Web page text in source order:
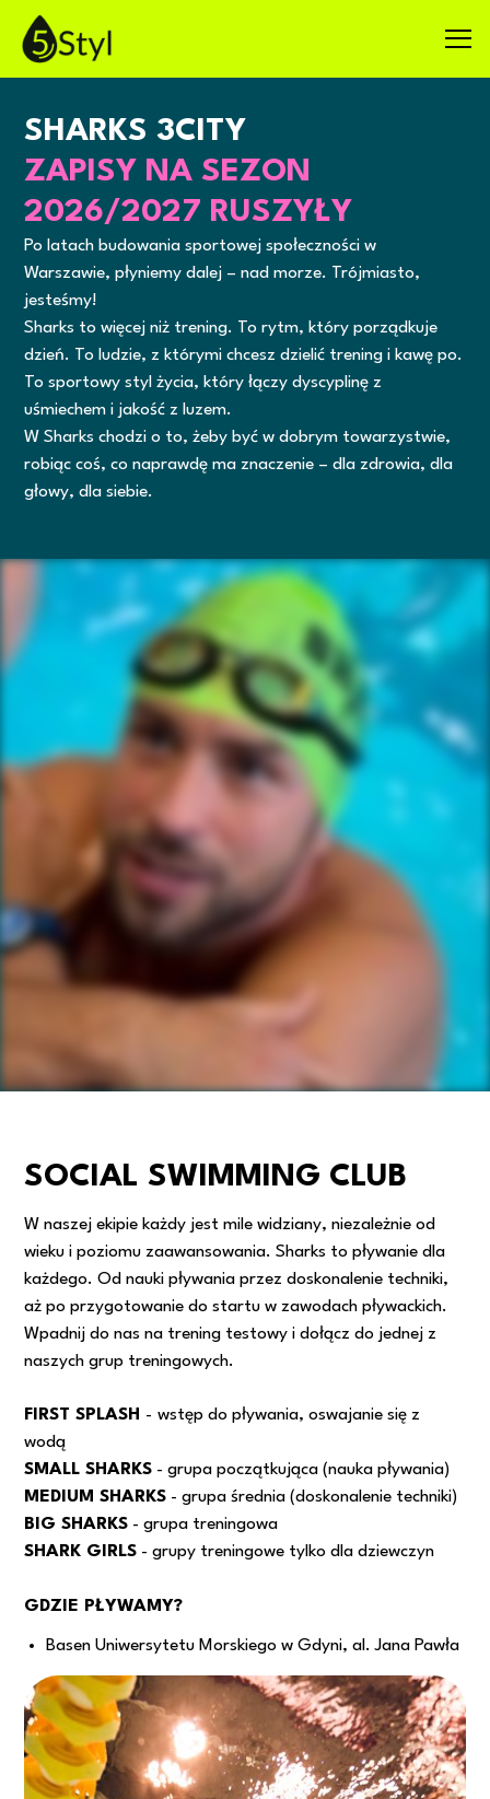
SHARKS 3CITY
ZAPISY NA SEZON
2026/2027 RUSZYŁY
Po latach budowania sportowej społeczności w
Warszawie, płyniemy dalej – nad morze. Trójmiasto,
jesteśmy!
Sharks to więcej niż trening. To rytm, który porządkuje
dzień. To ludzie, z którymi chcesz dzielić trening i kawę po.
To sportowy styl życia, który łączy dyscyplinę z
uśmiechem i jakość z luzem.
W Sharks chodzi o to, żeby być w dobrym towarzystwie,
robiąc coś, co naprawdę ma znaczenie – dla zdrowia, dla
głowy, dla siebie.
SOCIAL SWIMMING CLUB
W naszej ekipie każdy jest mile widziany, niezależnie od
wieku i poziomu zaawansowania. Sharks to pływanie dla
każdego. Od nauki pływania przez doskonalenie techniki,
aż po przygotowanie do startu w zawodach pływackich.
Wpadnij do nas na trening testowy i dołącz do jednej z
naszych grup treningowych.
FIRST SPLASH - wstęp do pływania, oswajanie się z
wodą
SMALL SHARKS - grupa początkująca (nauka pływania)
MEDIUM SHARKS - grupa średnia (doskonalenie techniki)
BIG SHARKS - grupa treningowa
SHARK GIRLS - grupy treningowe tylko dla dziewczyn
GDZIE PŁYWAMY?
Basen Uniwersytetu Morskiego w Gdyni,al. Jana Pawła